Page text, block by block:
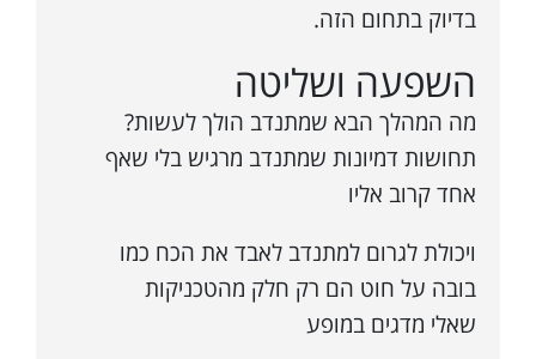
בדיוק בתחום הזה.
השפעה ושליטה
מה המהלך הבא שמתנדב הולך לעשות?
תחושות דמיונות שמתנדב מרגיש בלי שאף
אחד קרוב אליו
ויכולת לגרום למתנדב לאבד את הכח כמו
בובה על חוט הם רק חלק מהטכניקות
שאלי מדגים במופע